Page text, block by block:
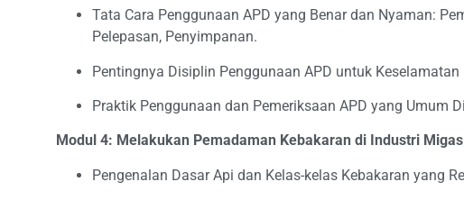
Tata Cara Penggunaan APD yang Benar dan Nyaman:
Pelepasan, Penyimpanan.
Pentingnya Disiplin Penggunaan APD untuk Keselamatan
Praktik Penggunaan dan Pemeriksaan APD yang Umum
Modul 4: Melakukan Pemadaman Kebakaran di Industri
Pengenalan Dasar Api dan Kelas-kelas Kebakaran yang